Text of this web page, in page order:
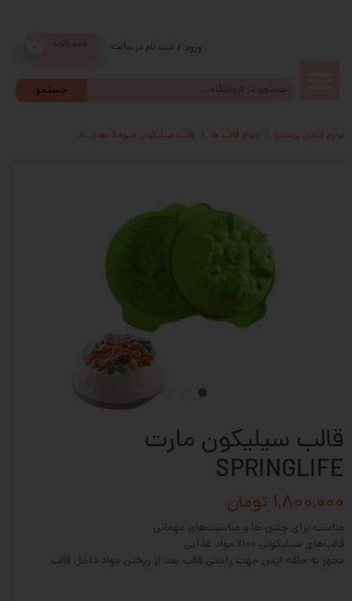
جستجو
سبد خرید ورود / ثبت نام در سایت
سفارشات
کاربری
لوازم قنادی پرستیژ انواع قالب ها قالب سیلیکونی میوه 3 بعدی
قالب سیلیکون مارت
SPRINGLIFE
۱,۸۰۰,۰۰۰ تومان
مناسب برای جشن ها و مناسبت‌های مهمانی
قالب‌های سیلیکونی ۱۰۰٪ مواد غذایی
مجهز به حلقه ایمن جهت راحتی قالب بعد از ریختن مواد داخل قالب